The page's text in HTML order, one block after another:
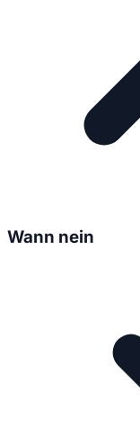
Wann nein